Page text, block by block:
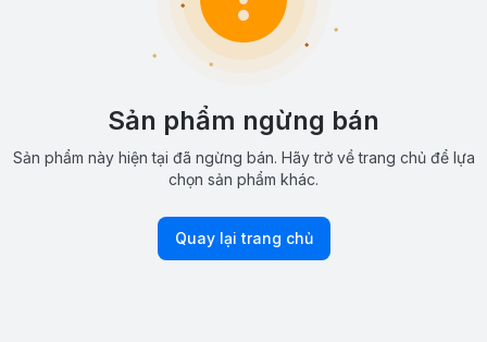
Sản phẩm ngừng bán
Sản phẩm này hiện tại đã ngừng bán. Hãy trở về trang chủ để lựa
chọn sản phẩm khác.
Quay lại trang chủ